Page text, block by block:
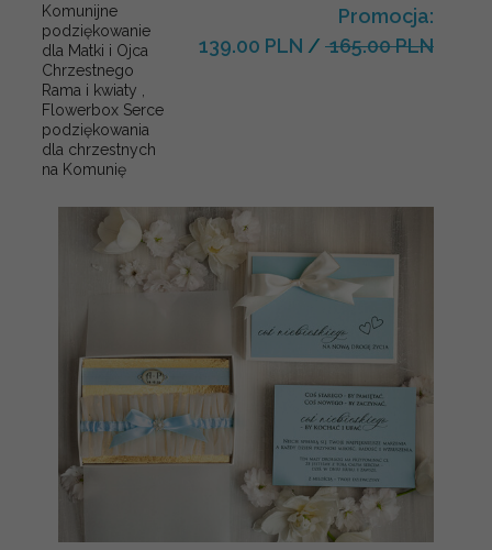
Komunijne
podziękowanie
dla Matki i Ojca
Chrzestnego
Rama i kwiaty ,
Flowerbox Serce
podziękowania
dla chrzestnych
na Komunię
Promocja:
139.00 PLN / 165.00 PLN